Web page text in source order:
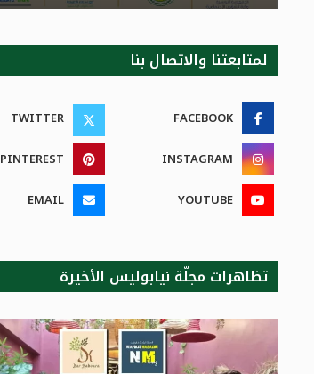
لمتابعتنا والاتصال بنا
FACEBOOK
TWITTER
INSTAGRAM
PINTEREST
YOUTUBE
EMAIL
تظاهرات مجلّة نيابوليس الأخيرة